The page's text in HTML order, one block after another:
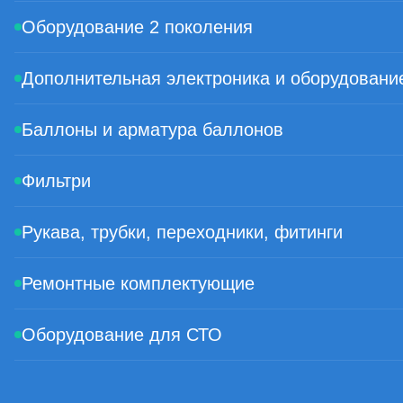
Оборудование 2 поколения
Дополнительная электроника и
Баллоны и арматура баллонов
Фильтри
Рукава, трубки, переходники, фитинги
Ремонтные комплектующие
Оборудование для СТО